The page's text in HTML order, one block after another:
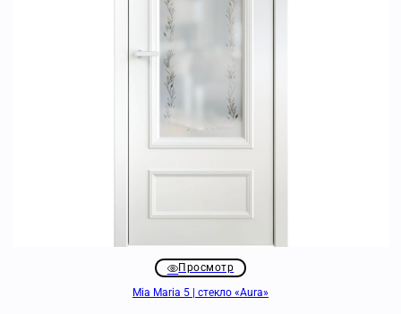
Просмотр
Mia Maria 5 | стекло «Aura»